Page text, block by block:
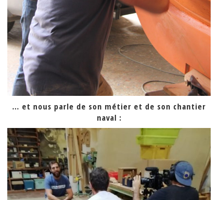
… et nous parle de son métier et de son chantier
naval :